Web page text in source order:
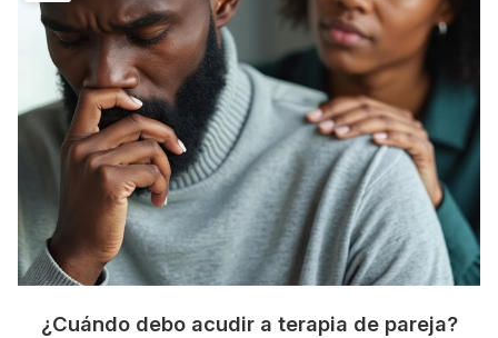
Condado te podemos ayu...
¿Cuándo debo acudir a terapia de pareja?